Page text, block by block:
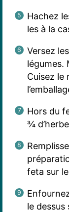
Hachez
les à la
Versez
légumes.
Cuisez le
Hors du
¾
feta sur
le dessus